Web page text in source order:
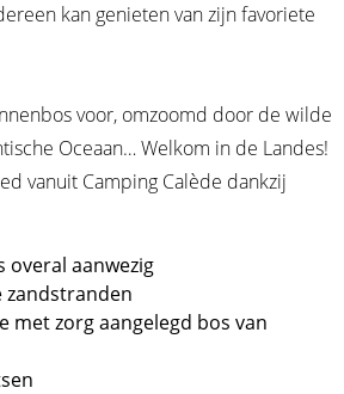
kan genieten van zijn favoriete
voor, omzoomd door de wilde
Oceaan… Welkom in de Landes!
vanuit Camping Calède dankzij
overal aanwezig
zandstranden
met zorg aangelegd bos van